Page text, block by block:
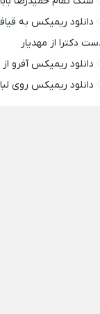
دانلود ریمیکس به
دکترا از مهدیار
دانلود ریمیکس آفرو
دانلود ریمیکس روی